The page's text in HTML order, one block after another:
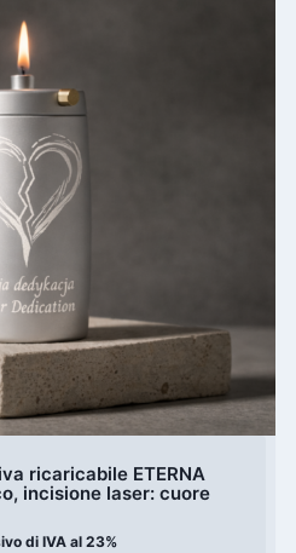
ricaricabile ETERNA
incisione laser: cuore
di IVA al 23%